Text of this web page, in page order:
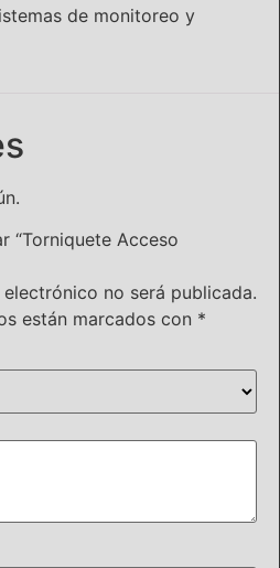
de monitoreo y
“Torniquete Acceso
no será publicada.
están marcados con *